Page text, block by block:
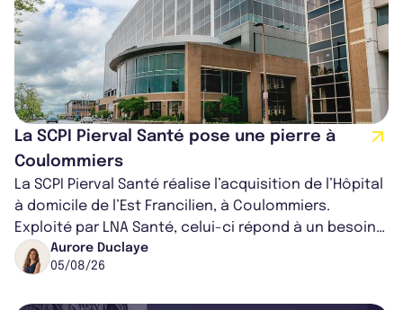
La SCPI Pierval Santé pose une pierre à
Coulommiers
La SCPI Pierval Santé réalise l’acquisition de l’Hôpital
à domicile de l’Est Francilien, à Coulommiers.
Exploité par LNA Santé, celui-ci répond à un besoin
médical croissant, qui s...
Aurore Duclaye
05/08/26